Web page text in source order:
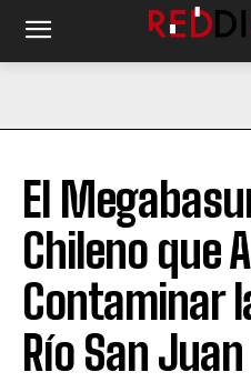
El
Chileno que
Contaminar
Río San Juan